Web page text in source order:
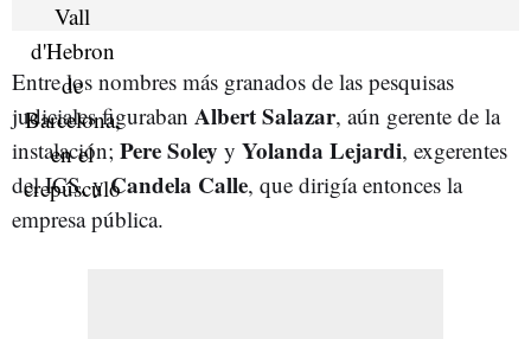
Entre los nombres más granados de las pesquisas
judiciales figuraban Albert Salazar, aún gerente de la
instalación; Pere Soley y Yolanda Lejardi, exgerentes
del ICS, yCandela Calle, que dirigía entonces la
empresa pública.